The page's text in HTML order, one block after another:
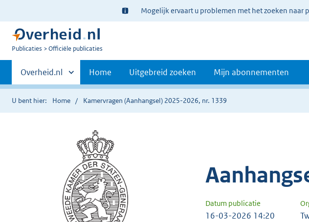
Ter
informatie:
Mogelijk ervaart u problemen met het zoeken naar
U
Publicaties Officiële publicaties
Primaire
navigatie
Andere
sites
binnen
Overheid.nl Home Uitgebreid zoeken Mijn abonnementen
U bent hier: Home Kamervragen (Aanhangsel) 2025-2026, nr. 1339
Datum publicatie
16-03-2026 14:20